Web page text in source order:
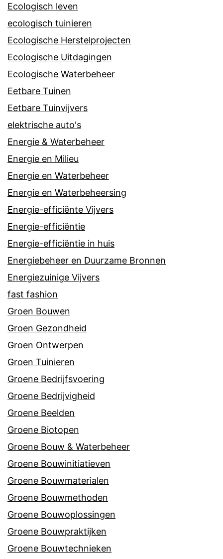
Ecologisch leven
ecologisch tuinieren
Ecologische Herstelprojecten
Ecologische Uitdagingen
Ecologische Waterbeheer
Eetbare Tuinen
Eetbare Tuinvijvers
elektrische auto's
Energie & Waterbeheer
Energie en Milieu
Energie en Waterbeheer
Energie en Waterbeheersing
Energie-efficiënte Vijvers
Energie-efficiëntie
Energie-efficiëntie in huis
Energiebeheer en Duurzame Bronnen
Energiezuinige Vijvers
fast fashion
Groen Bouwen
Groen Gezondheid
Groen Ontwerpen
Groen Tuinieren
Groene Bedrijfsvoering
Groene Bedrijvigheid
Groene Beelden
Groene Biotopen
Groene Bouw & Waterbeheer
Groene Bouwinitiatieven
Groene Bouwmaterialen
Groene Bouwmethoden
Groene Bouwoplossingen
Groene Bouwpraktijken
Groene Bouwtechnieken